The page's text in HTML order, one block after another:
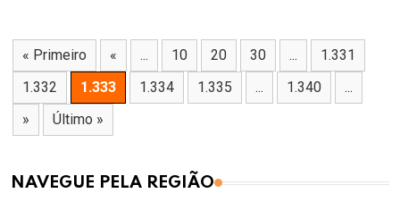
« Primeiro « ... 10 20 30 ...
1.331
1.332
1.333 1.334 1.335 ... 1.340
...
»
Último »
NAVEGUE PELA REGIÃO